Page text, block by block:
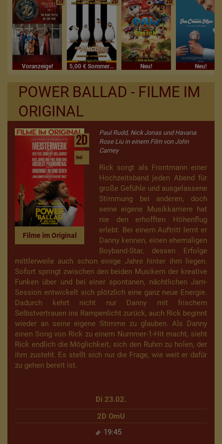
Voranzeige! 5,00 € Sommerferienkino Neu! Neu!
POWER BALLAD - FILME IM
ORIGINAL
2D
OmU
Filme im Original
Paul Rudd, Nick Jonas und Havana
Rose Liu in einem Film von John
Carney
Rick sorgt als Frontmann einer
Hochzeitsband jeden Abend für
große Gefühle und ausgelassene
Stimmung bei anderen, doch
seine eigene Musikkarriere hat
nie den erhofften Höhenflug
erlebt. Bei einem Auftritt lernt er
Danny kennen, einen ehemaligen
Boyband-Star, dessen Erfolge
mittlerweile auch schon einige Jahre hinter ihm liegen.
Sofort springt zwischen den beiden Musikern der kreative
Funken über und bei einer spontanen, nächtlichen Jam-
Session entwickelt sich plötzlich eine ganz neue Energie.
Dadurch kehrt nicht nur Danny mit frischem
Selbstvertrauen ins Rampenlicht zurück, auch Rick beginnt
wieder an seine eigene Stimme zu glauben. Als Danny
einen Song von Rick zu einem Nummer-1-Hit macht, sieht
Rick endlich die Möglichkeit, sich den Ruhm zu holen, der
ihm zusteht. Es stellt sich nur die Frage, wie weit er dafür
zu gehen bereit ist.
Di 23.02.
19:45
2D OmU